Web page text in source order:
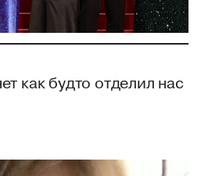
как будто отделил нас